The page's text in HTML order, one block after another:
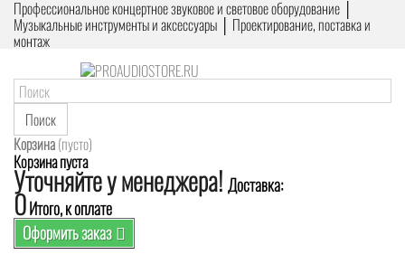
Профессиональное концертное звуковое и световое оборудование │
Музыкальные инструменты и аксессуары │ Проектирование, поставка и
монтаж
Поиск
Корзина(пусто)
Корзина пуста
Уточняйте у менеджера! Доставка:
0Итого, к оплате
Оформить заказ